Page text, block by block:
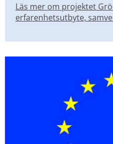
Läs mer om projektet
erfarenhetsutbyte,